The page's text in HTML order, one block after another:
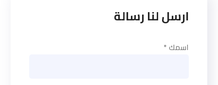
ارسل لنا رسالة
اسمك *